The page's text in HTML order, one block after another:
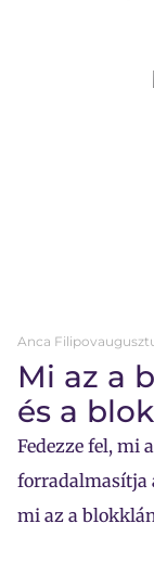
Anca Filipov
Mi az a
és a
Fedezze fel, mi
forradalmasítja
mi az a